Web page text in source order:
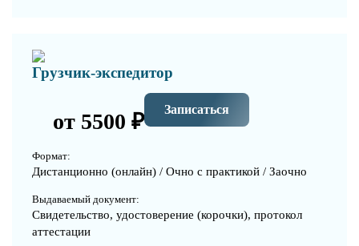
Грузчик-экспедитор
от 5500 ₽ Записаться
Формат:
Дистанционно (онлайн) / Очно с практикой / Заочно
Выдаваемый документ:
Свидетельство, удостоверение (корочки), протокол
аттестации